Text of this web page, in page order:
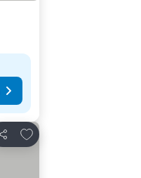
Teilen
Zu Favoriten hinzufügen